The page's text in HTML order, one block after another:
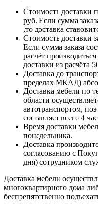
Стоимость
руб. Если сумма
,то доставка
Стоимость доставки
Если сумма заказа
расчёт
доставки из расчёта
Доставка до
пределах МКАД)
Доставка мебели по
области
автотранспортом,
составляет всего 4
Время доставки
понедельника.
Доставка
согласованию с
дня) сотрудником
Доставка мебели
многоквартирного дома
беспрепятственно